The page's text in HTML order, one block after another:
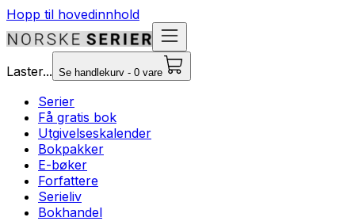
Hopp til hovedinnhold
Laster... Se handlekurv - 0 vare
Serier
Få gratis bok
Utgivelseskalender
Bokpakker
E-bøker
Forfattere
Serieliv
Bokhandel